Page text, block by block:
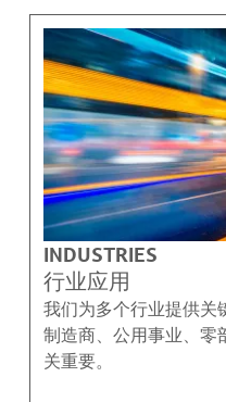
INDUSTRIES
行业应用
我们为多个行业提供关
制造商、公用事业、零
关重要。